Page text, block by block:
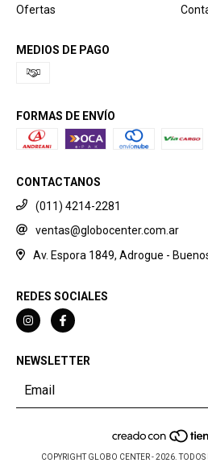
Ofertas
MEDIOS DE PAGO
FORMAS DE ENVÍO
CONTACTANOS
(011) 4214-2281
ventas@globocenter.com.ar
Av. Espora 1849, Adrogue -
REDES SOCIALES
NEWSLETTER
COPYRIGHT GLOBO CENTER - 2026. TODOS